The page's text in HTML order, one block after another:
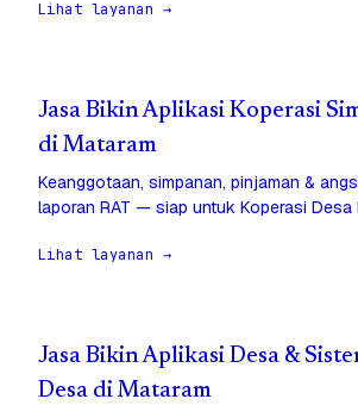
Lihat layanan →
Jasa Bikin Aplikasi Koperasi
di Mataram
Keanggotaan, simpanan, pinjaman &
laporan RAT — siap untuk Koperasi Desa
Lihat layanan →
Jasa Bikin Aplikasi Desa &
Desa di Mataram